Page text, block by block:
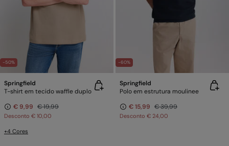
-50%
Springfield
T-shirt em tecido waffle duplo
€ 9,99 € 19,99
Desconto € 10,00
+4 Cores
-60%
Springfield
Polo em estrutura moulinee
€ 15,99 € 39,99
Desconto € 24,00